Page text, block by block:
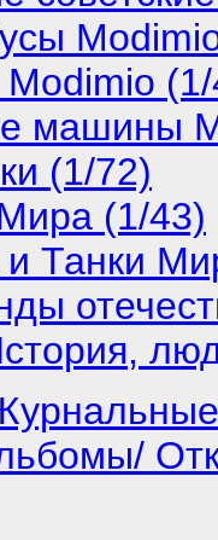
машины
(1/72)
(1/43)
Танки